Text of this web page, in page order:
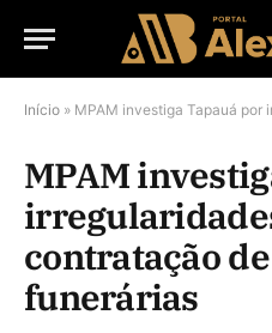
Início » MPAM investiga Tapauá por
MPAM
contratação
funerárias